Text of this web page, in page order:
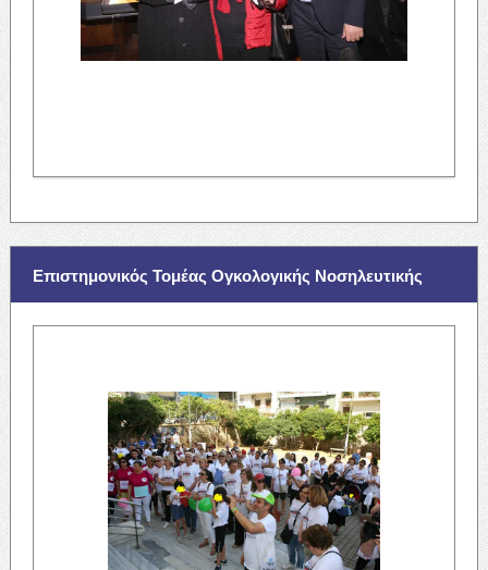
Επιστημονικός Τομέας Ογκολογικής Νοσηλευτικής